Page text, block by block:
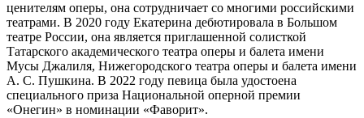
ценителям оперы, она сотрудничает со многими российскими
театрами. В 2020 году Екатерина дебютировала в Большом
театре России, она является приглашенной солисткой
Татарского академического театра оперы и балета имени
Мусы Джалиля, Нижегородского театра оперы и балета имени
А. С. Пушкина. В 2022 году певица была удостоена
специального приза Национальной оперной премии
«Онегин» в номинации «Фаворит».